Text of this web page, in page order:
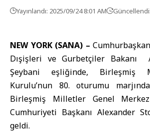
Yayınlandı: 2025/09/24 8:01 AM
NEW YORK (SANA) –
Dışişleri ve Gurbetçiler Bakanı
Şeybani eşliğinde, Birleşmiş
Kurulu’nun 80. oturumu
Birleşmiş Milletler Genel
Cumhuriyeti Başkanı Alexander
geldi.